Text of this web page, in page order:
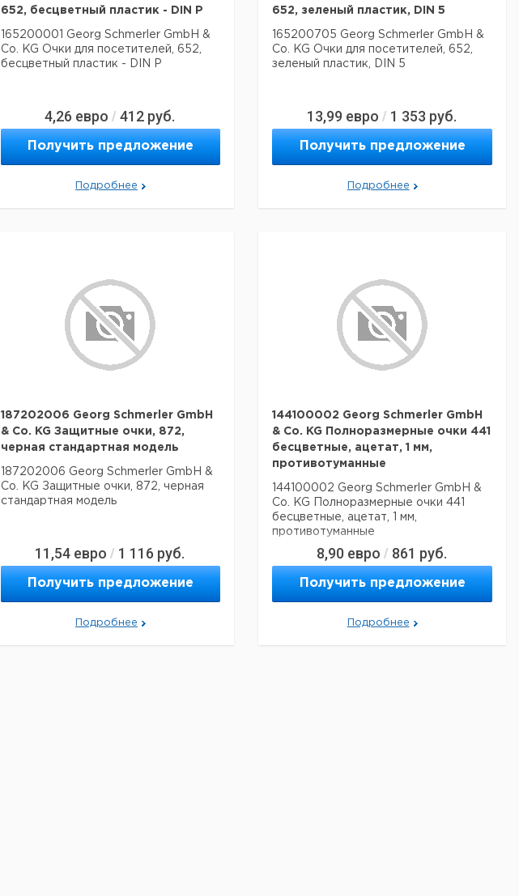
652, бесцветный пластик - DIN P
165200001 Georg Schmerler GmbH &
Co. KG Очки для посетителей, 652,
бесцветный пластик - DIN P
4,26 евро / 412 руб.
Получить предложение
Подробнее
652, зеленый пластик, DIN 5
165200705 Georg Schmerler GmbH &
Co. KG Очки для посетителей, 652,
зеленый пластик, DIN 5
13,99 евро / 1 353 руб.
Получить предложение
Подробнее
187202006 Georg Schmerler GmbH
& Co. KG Защитные очки, 872,
черная стандартная модель
187202006 Georg Schmerler GmbH &
Co. KG Защитные очки, 872, черная
стандартная модель
11,54 евро / 1 116 руб.
Получить предложение
Подробнее
144100002 Georg Schmerler GmbH
& Co. KG Полноразмерные очки 441
бесцветные, ацетат, 1 мм,
противотуманные
144100002 Georg Schmerler GmbH &
Co. KG Полноразмерные очки 441
бесцветные, ацетат, 1 мм,
противотуманные
8,90 евро / 861 руб.
Получить предложение
Подробнее